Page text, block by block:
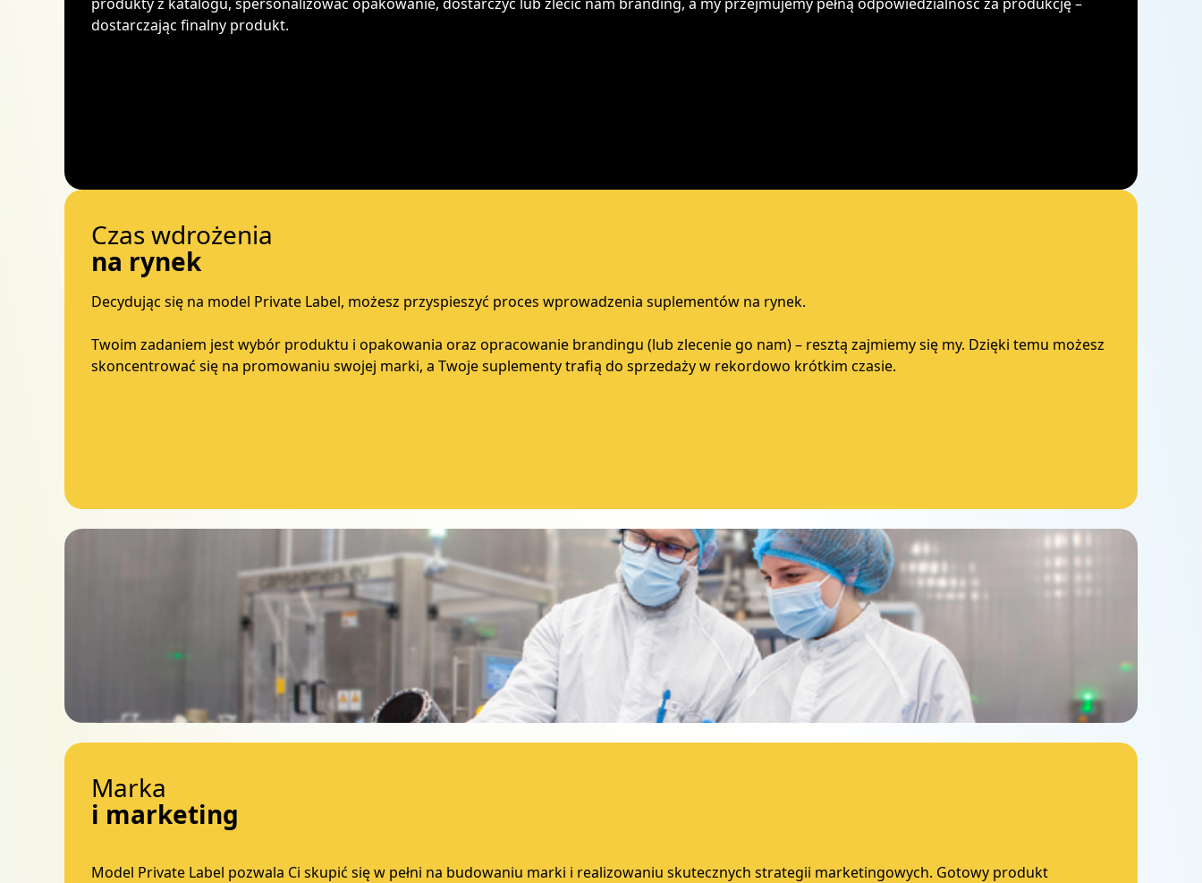
dostarczając finalny produkt.
Czas wdrożenia
na rynek
Decydując się na model Private Label, możesz przyspieszyć proces wprowadzenia suplementów na rynek.
Twoim zadaniem jest wybór produktu i opakowania oraz opracowanie brandingu (lub zlecenie go nam) – resztą zajmiemy się my. Dzięki temu możesz
skoncentrować się na promowaniu swojej marki, a Twoje suplementy trafią do sprzedaży w rekordowo krótkim czasie.
Marka
i marketing
Model Private Label pozwala Ci skupić się w pełni na budowaniu marki i realizowaniu skutecznych strategii marketingowych. Gotowy produkt